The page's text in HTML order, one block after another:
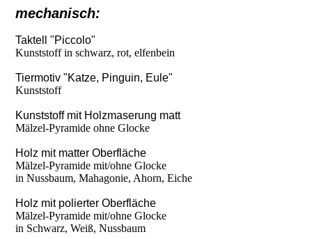
mechanisch:
Taktell "Piccolo"
Kunststoff in schwarz, rot, elfenbein
Tiermotiv "Katze, Pinguin, Eule"
Kunststoff
Kunststoff mit Holzmaserung matt
Mälzel-Pyramide ohne Glocke
Holz mit matter Oberfläche
Mälzel-Pyramide mit/ohne Glocke
in Nussbaum, Mahagonie, Ahorn, Eiche
Holz mit polierter Oberfläche
Mälzel-Pyramide mit/ohne Glocke
in Schwarz, Weiß, Nussbaum